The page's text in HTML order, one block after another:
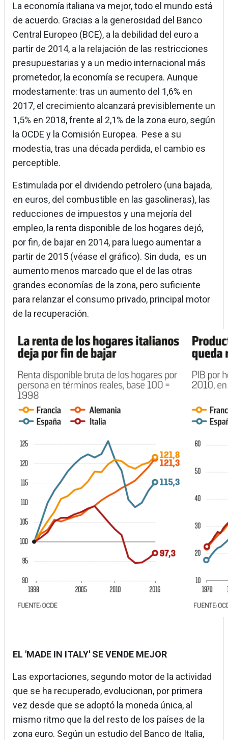
La economía italiana va mejor, todo el mundo está
de acuerdo. Gracias a la generosidad del Banco
Central Europeo (BCE), a la debilidad del euro a
partir de 2014, a la relajación de las restricciones
presupuestarias y a un medio internacional más
prometedor, la economía se recupera. Aunque
modestamente: tras un aumento del 1,6% en
2017, el crecimiento alcanzará previsiblemente un
1,5% en 2018, frente al 2,1% de la zona euro, según
la OCDE y la Comisión Europea. Pese a su
modestia, tras una década perdida, el cambio es
perceptible.
Estimulada por el dividendo petrolero (una bajada,
en euros, del combustible en las gasolineras), las
reducciones de impuestos y una mejoría del
empleo, la renta disponible de los hogares dejó,
por fin, de bajar en 2014, para luego aumentar a
partir de 2015 (véase el gráfico). Sin duda, es un
aumento menos marcado que el de las otras
grandes economías de la zona, pero suficiente
para relanzar el consumo privado, principal motor
de la recuperación.
EL 'MADE IN ITALY' SE VENDE MEJOR
Las exportaciones, segundo motor de la actividad
que se ha recuperado, evolucionan, por primera
vez desde que se adoptó la moneda única, al
mismo ritmo que la del resto de los países de la
zona euro. Según un estudio del Banco de Italia,